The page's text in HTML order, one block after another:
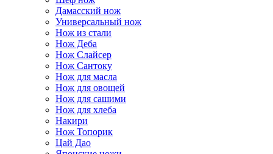
Дамасский нож
Универсальный нож
Нож из стали
Нож Деба
Нож Слайсер
Нож Сантоку
Нож для масла
Нож для овощей
Нож для сашими
Нож для хлеба
Накири
Нож Топорик
Цай Дао